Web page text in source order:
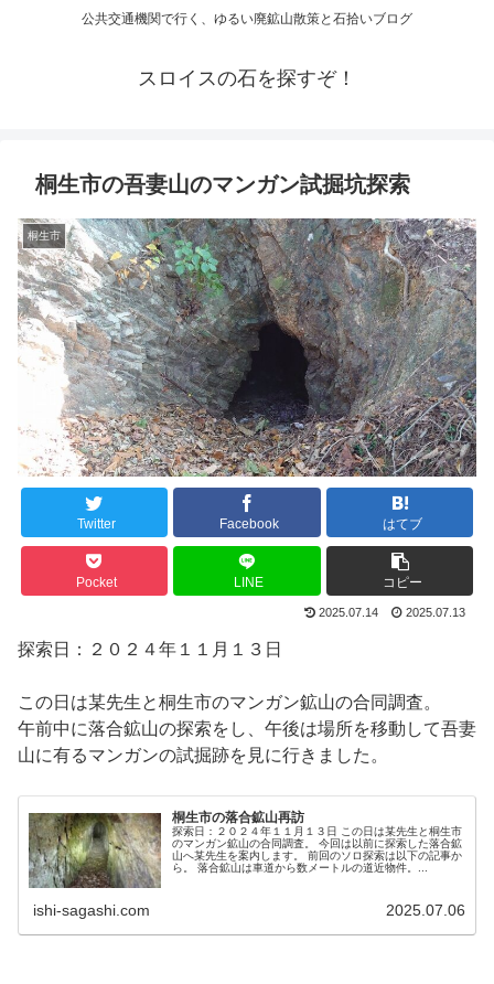
公共交通機関で行く、ゆるい廃鉱山散策と石拾いブログ
スロイスの石を探すぞ！
桐生市の吾妻山のマンガン試掘坑探索
桐生市
Twitter Facebook はてブ
Pocket LINE コピー
2025.07.14 2025.07.13
探索日：２０２４年１１月１３日
この日は某先生と桐生市のマンガン鉱山の合同調査。
午前中に落合鉱山の探索をし、午後は場所を移動して吾妻
山に有るマンガンの試掘跡を見に行きました。
桐生市の落合鉱山再訪
探索日：２０２４年１１月１３日 この日は某先生と桐生市
のマンガン鉱山の合同調査。 今回は以前に探索した落合鉱
山へ某先生を案内します。 前回のソロ探索は以下の記事か
ら。 落合鉱山は車道から数メートルの道近物件。...
ishi-sagashi.com 2025.07.06